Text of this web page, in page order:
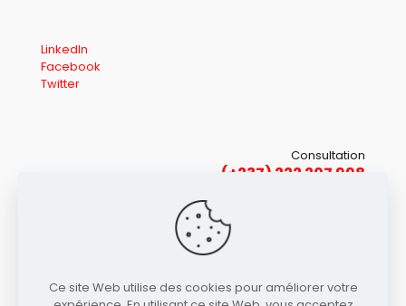
LinkedIn
Facebook
Twitter
Consultation
(+237) 222 207 998
Ce site Web utilise des cookies pour améliorer votre